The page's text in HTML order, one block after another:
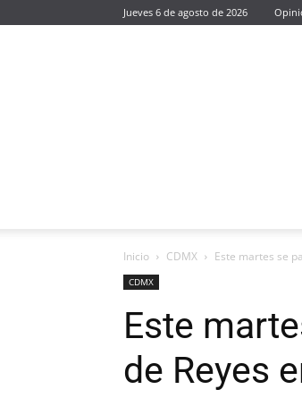
Jueves 6 de agosto de 2026
Inicio CDMX Este martes se
CDMX
Este
de Reyes